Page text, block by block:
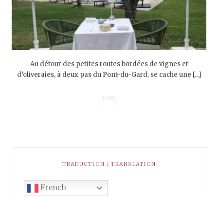
Au détour des petites routes bordées de vignes et
d’oliveraies, à deux pas du Pont-du-Gard, se cache une […]
TRADUCTION / TRANSLATION
French